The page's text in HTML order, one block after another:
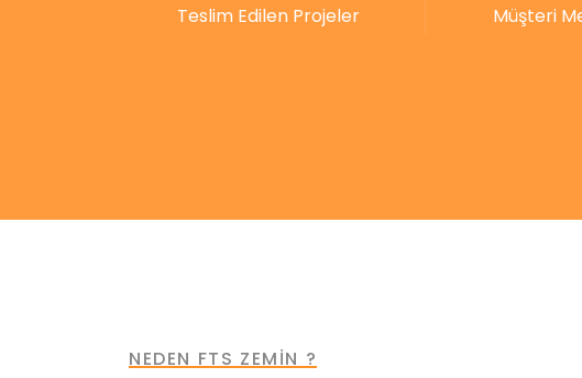
Teslim Edilen Projeler Müşteri
NEDEN FTS ZEMİN ?